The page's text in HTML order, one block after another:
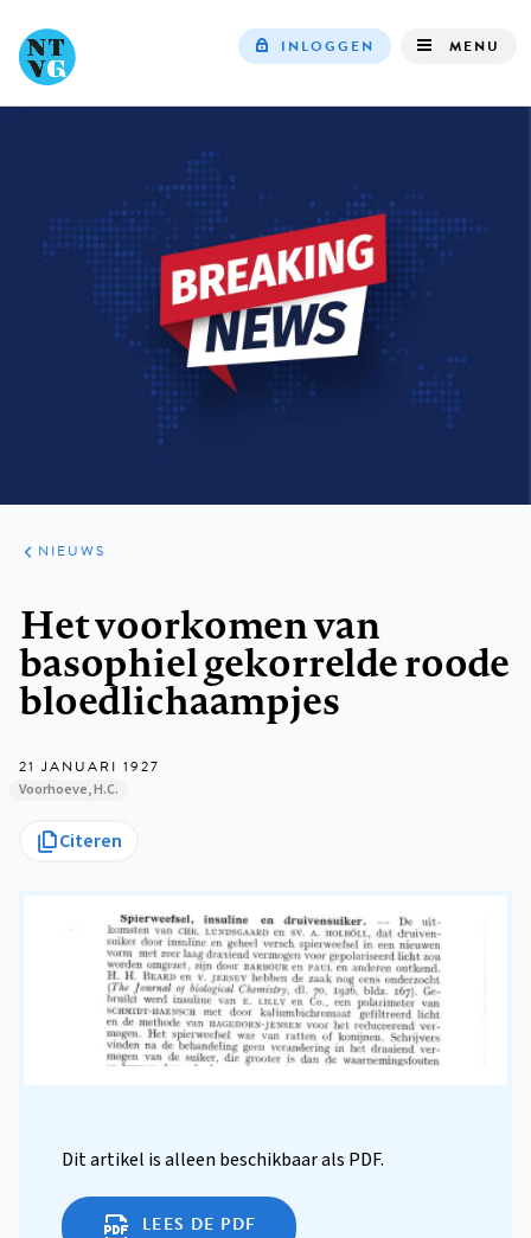
INLOGGEN MENU
ARTIKELEN
HET
KORT
NIEUWS
Het voorkomen van
basophiel gekorrelde roode
bloedlichaampjes
21 JANUARI 1927
Voorhoeve, H.C.
Citeren
Dit artikel is alleen beschikbaar als PDF.
LEES DE PDF